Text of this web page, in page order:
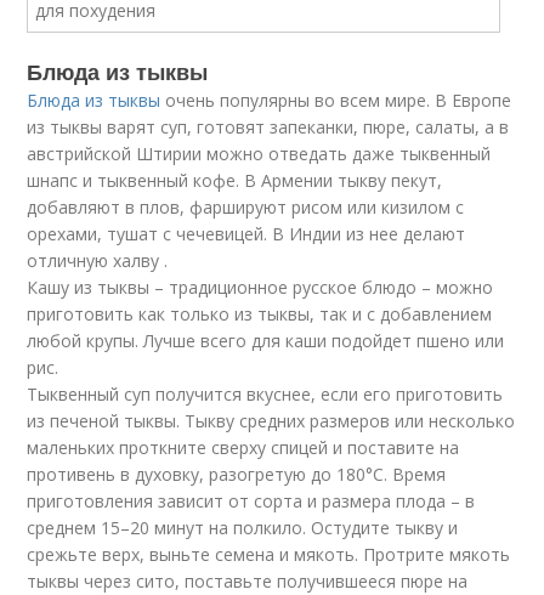
Блюда из тыквы
Блюда из тыквы очень популярны во всем мире. В Европе
из тыквы варят суп, готовят запеканки, пюре, салаты, а в
австрийской Штирии можно отведать даже тыквенный
шнапс и тыквенный кофе. В Армении тыкву пекут,
добавляют в плов, фаршируют рисом или кизилом с
орехами, тушат с чечевицей. В Индии из нее делают
отличную халву .
Кашу из тыквы – традиционное русское блюдо – можно
приготовить как только из тыквы, так и с добавлением
любой крупы. Лучше всего для каши подойдет пшено или
рис.
Тыквенный суп получится вкуснее, если его приготовить
из печеной тыквы. Тыкву средних размеров или несколько
маленьких проткните сверху спицей и поставите на
противень в духовку, разогретую до 180°С. Время
приготовления зависит от сорта и размера плода – в
среднем 15–20 минут на полкило. Остудите тыкву и
срежьте верх, выньте семена и мякоть. Протрите мякоть
тыквы через сито, поставьте получившееся пюре на